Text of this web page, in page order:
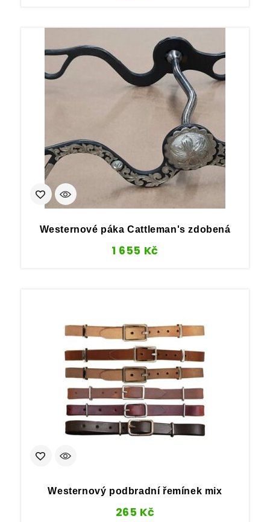
Westernové páka Cattleman's zdobená
1 655 Kč
Westernový podbradní řemínek mix
265 Kč